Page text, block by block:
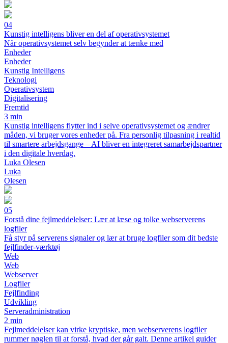
04
Kunstig intelligens bliver en del af operativsystemet
Når operativsystemet selv begynder at tænke med
Enheder
Enheder
Kunstig Intelligens
Teknologi
Operativsystem
Digitalisering
Fremtid
3 min
Kunstig intelligens flytter ind i selve operativsystemet og ændrer
måden, vi bruger vores enheder på. Fra personlig tilpasning i realtid
til smartere arbejdsgange – AI bliver en integreret samarbejdspartner
i den digitale hverdag.
Luka Olesen
Luka
Olesen
05
Forstå dine fejlmeddelelser: Lær at læse og tolke webserverens
logfiler
Få styr på serverens signaler og lær at bruge logfiler som dit bedste
fejlfinder-værktøj
Web
Web
Webserver
Logfiler
Fejlfinding
Udvikling
Serveradministration
2 min
Fejlmeddelelser kan virke kryptiske, men webserverens logfiler
rummer nøglen til at forstå, hvad der går galt. Denne artikel guider